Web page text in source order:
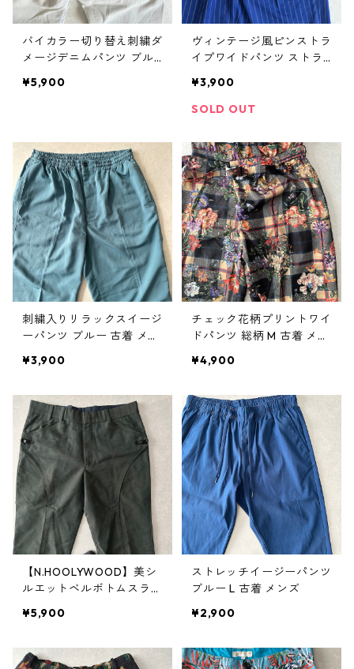
バイカラー切り替え刺繍ダ
メージデニムパンツ ブル
¥5,900
ヴィンテージ風ピンストラ
イプワイドパンツ ストラ
¥3,900
SOLD OUT
刺繍入りリラックスイージ
ーパンツ ブルー 古着 メン
¥3,900
チェック花柄プリントワイ
ドパンツ 総柄 M 古着 メン
¥4,900
【N.HOOLYWOOD】美シ
ルエットベルボトムスラッ
¥5,900
ストレッチイージーパンツ
ブルー L 古着 メンズ
¥2,900